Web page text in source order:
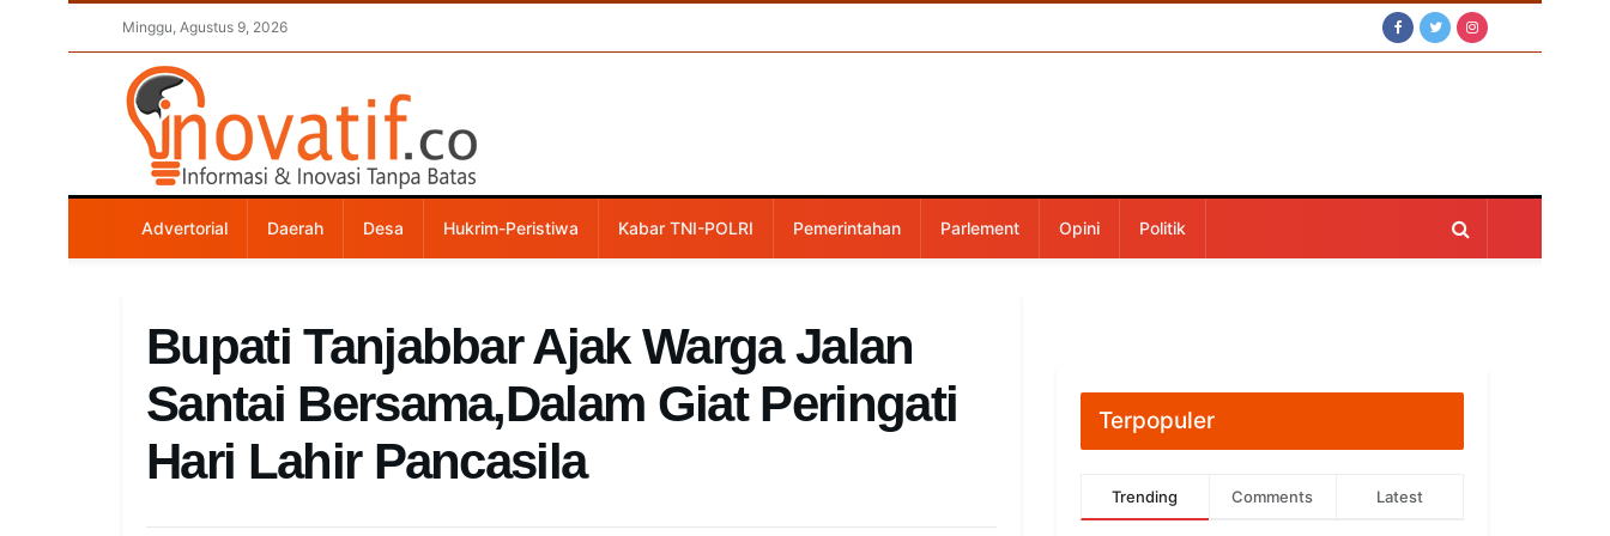
Minggu, Agustus 9, 2026
Advertorial Daerah Desa Hukrim-Peristiwa Kabar TNI-POLRI Pemerintahan Parlement Opini Politik
Bupati Tanjabbar Ajak Warga Jalan
Santai Bersama,Dalam Giat Peringati
Hari Lahir Pancasila
Terpopuler
Trending Comments Latest